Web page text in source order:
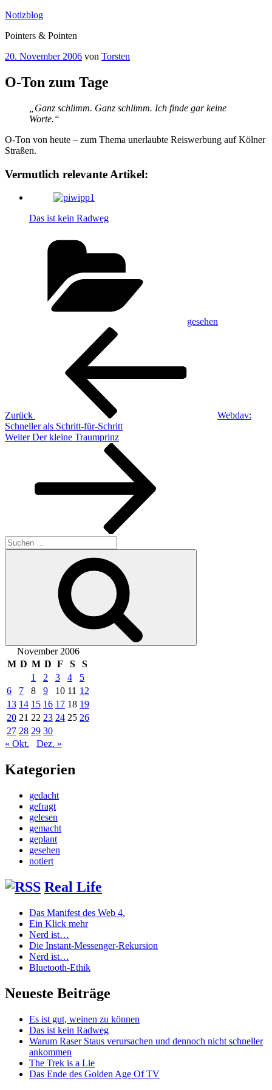
Zum
springen
Notizblog
Pointers & Pointen
Veröffentlicht
20. November 2006 von Torsten
O-Ton zum Tage
„Ganz schlimm. Ganz schlimm. Ich finde gar keine
Worte.“
O-Ton von heute – zum Thema unerlaubte Reiswerbung auf Kölner
Straßen.
Vermutlich relevante Artikel:
Das ist kein Radweg
gesehen
Beitragsnavigation
Zurück
Webdav:
Schneller als Schritt-für-Schritt
Nächster
Weiter Der kleine Traumprinz
Suchen
nach:
November 2006
M D M D F S
S
1
2 3 4
5
6
7 8 9 10 11 12
13 14 15 16 17 18 19
20 21 22 23 24 25 26
27 28 29 30
« Okt.
Dez. »
Kategorien
gedacht
gefragt
gelesen
gemacht
geplant
gesehen
notiert
Real Life
Das Manifest des Web 4.
Ein Klick mehr
Nerd ist…
Die Instant-Messenger-Rekursion
Nerd ist…
Bluetooth-Ethik
Neueste Beiträge
Es ist gut, weinen zu können
Das ist kein Radweg
Warum Raser Staus verursachen und dennoch nicht schneller
ankommen
The Trek is a Lie
Das Ende des Golden Age Of TV